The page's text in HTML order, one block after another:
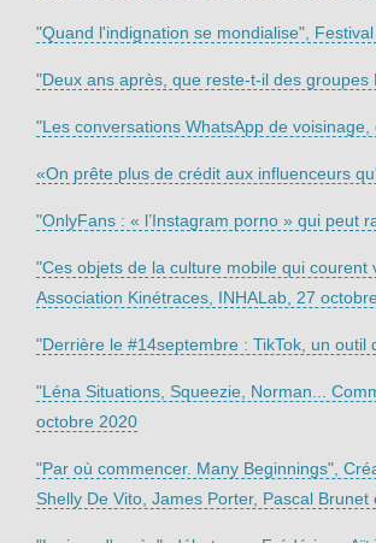
"Quand l'indignation se mondialise",
"Deux ans après, que reste-t-il des
"Les conversations WhatsApp de
«On prête plus de crédit aux influenceurs
"OnlyFans : « l’Instagram porno » qui peut
"Ces objets de la culture mobile qui
Association Kinétraces, INHALab, 27
"Derrière le #14septembre : TikTok, un
"Léna Situations, Squeezie, Norman...
octobre 2020
"Par où commencer. Many Beginnings",
Shelly De Vito, James Porter, Pascal